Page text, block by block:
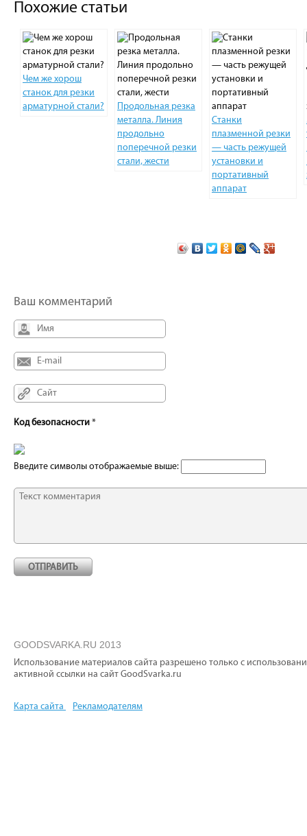
Похожие статьи
Чем же хорош
станок для резки
арматурной стали?
Продольная резка
металла. Линия
продольно
поперечной резки
стали, жести
Станки
плазменной резки
— часть режущей
установки и
портативный
аппарат
Ваш комментарий
Код безопасности *
Введите символы отображаемые выше:
GOODSVARKA.RU 2013
Использование материалов сайта разрешено только с
активной ссылки на сайт GoodSvarka.ru
Карта сайта Рекламодателям